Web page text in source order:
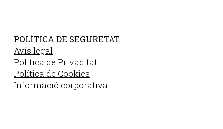
POLÍTICA DE SEGURETAT
Avís legal
Política de Privacitat
Política de Cookies
Informació corporativa